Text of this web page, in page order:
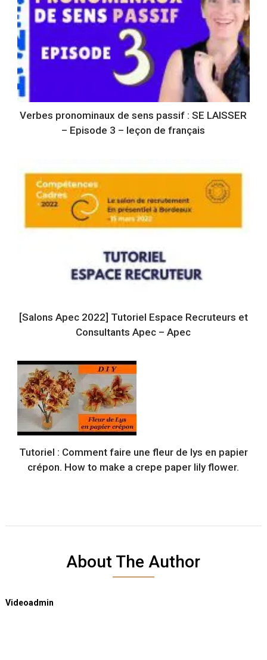
Verbes pronominaux de sens passif : SE LAISSER
– Episode 3 – leçon de français
[Salons Apec 2022] Tutoriel Espace Recruteurs et
Consultants Apec – Apec
Tutoriel : Comment faire une fleur de lys en papier
crépon. How to make a crepe paper lily flower.
About The Author
Videoadmin